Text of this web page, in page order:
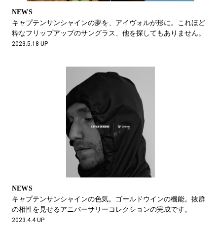
NEWS
キャプテンサンシャインの夢を、アイヴォルが形に。これほど
粋なフリップアップのサングラス、他を探してもありません。
2023.5.18 UP
NEWS
キャプテンサンシャインの色気。ゴールドウインの機能。抜群
の相性を見せるアニバーサリーコレクションの完成です。
2023.4.4 UP